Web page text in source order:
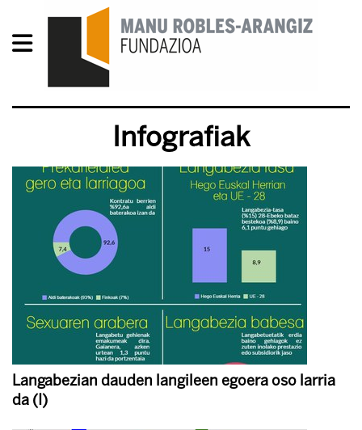
Infografiak
Langabezian dauden langileen egoera oso larria
da (I)